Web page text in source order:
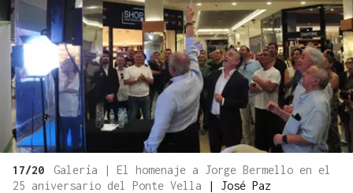
17/20
Galería | El homenaje a Jorge Bermello en el
25 aniversario del Ponte Vella
| José Paz